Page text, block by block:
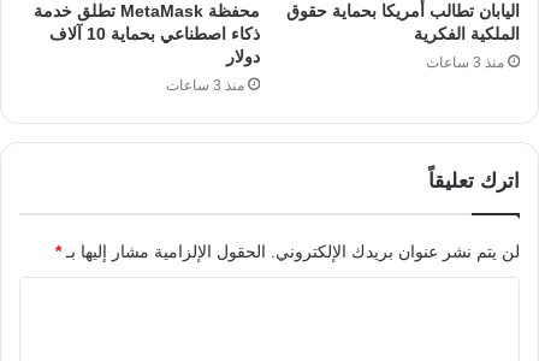
اليابان تطالب أمريكا بحماية حقوق
الملكية الفكرية
منذ 3 ساعات
محفظة MetaMask تطلق خدمة
ذكاء اصطناعي بحماية 10 آلاف
دولار
منذ 3 ساعات
اترك تعليقاً
لن يتم نشر عنوان بريدك الإلكتروني. الحقول الإلزامية مشار إليها بـ*